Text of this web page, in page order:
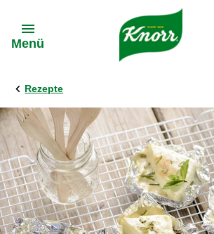
Menü
Rezepte